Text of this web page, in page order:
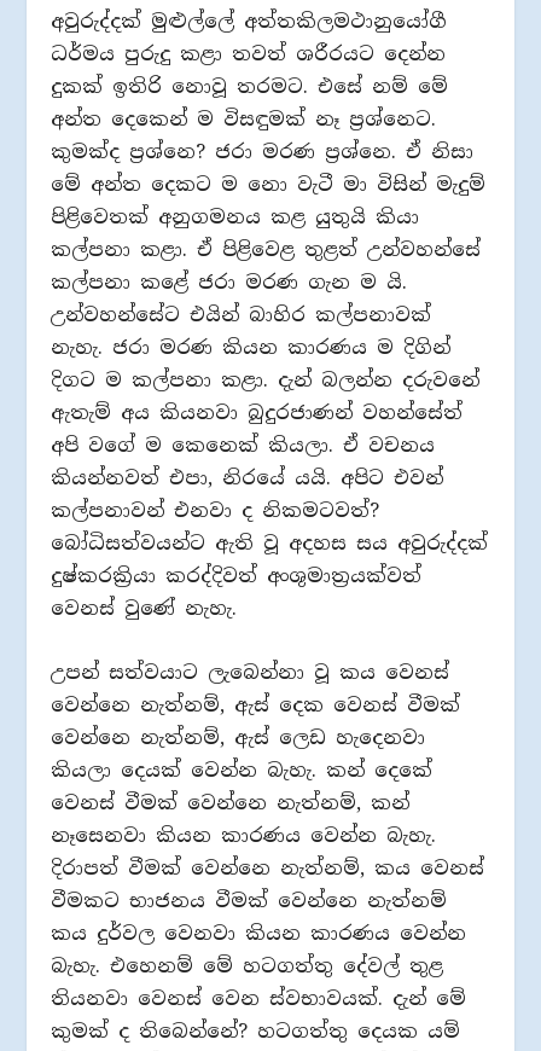
අවුරුද්දක් මුළුල්ලේ අත්තකිලමථානුයෝගී
ධර්මය පුරුදු කළා තවත් ශරීරයට දෙන්න
දුකක් ඉතිරි නොවූ තරමට. එසේ නම් මේ
අන්ත දෙකෙන් ම විසඳුමක් නෑ ප්‍රශ්නෙට.
කුමක්ද ප්‍රශ්නෙ? ජරා මරණ ප්‍රශ්නෙ. ඒ නිසා
මේ අන්ත දෙකට ම නො වැටී මා විසින් මැදුම්
පිළිවෙතක් අනුගමනය කළ යුතුයි කියා
කල්පනා කළා. ඒ පිළිවෙළ තුළත් උන්වහන්සේ
කල්පනා කළේ ජරා මරණ ගැන ම යි.
උන්වහන්සේට එයින් බාහිර කල්පනාවක්
නැහැ. ජරා මරණ කියන කාරණය ම දිගින්
දිගට ම කල්පනා කළා. දැන් බලන්න දරුවනේ
ඇතැම් අය කියනවා බුදුරජාණන් වහන්සේත්
අපි වගේ ම කෙනෙක් කියලා. ඒ වචනය
කියන්නවත් එපා, නිරයේ යයි. අපිට එවන්
කල්පනාවන් එනවා ද නිකමටවත්?
බෝධිසත්වයන්ට ඇති වූ අදහස සය අවුරුද්දක්
දුෂ්කරක්‍රියා කරද්දිවත් අංශුමාත්‍රයක්වත්
වෙනස් වුණේ නැහැ.
උපන් සත්වයාට ලැබෙන්නා වූ කය වෙනස්
වෙන්නෙ නැත්නම්, ඇස් දෙක වෙනස් වීමක්
වෙන්නෙ නැත්නම්, ඇස් ලෙඩ හැදෙනවා
කියලා දෙයක් වෙන්න බැහැ. කන් දෙකේ
වෙනස් වීමක් වෙන්නෙ නැත්නම්, කන්
නෑසෙනවා කියන කාරණය වෙන්න බැහැ.
දිරාපත් වීමක් වෙන්නෙ නැත්නම්, කය වෙනස්
වීමකට භාජනය වීමක් වෙන්නෙ නැත්නම්
කය දුර්වල වෙනවා කියන කාරණය වෙන්න
බැහැ. එහෙනම් මේ හටගත්තු දේවල් තුළ
තියනවා වෙනස් වෙන ස්වභාවයක්. දැන් මේ
කුමක් ද තිබෙන්නේ? හටගත්තු දෙයක යම්